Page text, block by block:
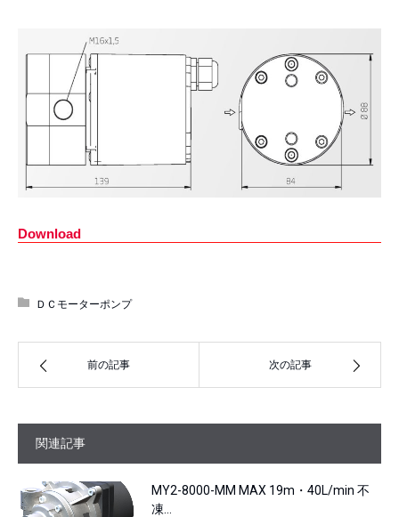
Download
ＤＣモーターポンプ
前の記事 次の記事
関連記事
MY2-8000-MM MAX 19m・40L/min 不
凍…